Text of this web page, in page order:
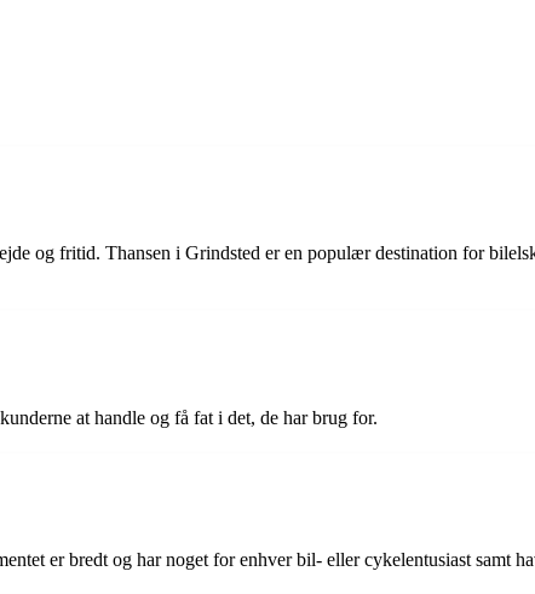
og fritid. Thansen i Grindsted er en populær destination for
at handle og få fat i det, de har brug for.
er bredt og har noget for enhver bil- eller cykelentusiast samt